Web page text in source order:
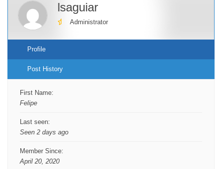
lsaguiar
Administrator
Profile
Post History
First Name:
Felipe
Last seen:
Seen 2 days ago
Member Since:
April 20, 2020